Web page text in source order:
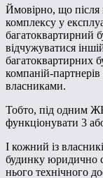
Ймовірно, що після
комплексу у
багатоквартирний
відчужуватися
багатоквартирних
компаній-
власниками.
Тобто, під одним
функціонувати 3
І кожний із
будинку юридично
нього технічного